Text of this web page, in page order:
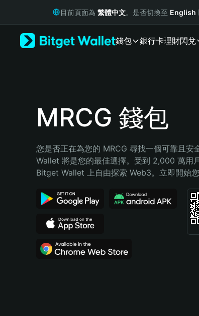
Русский
Bahasa Indonesia
Español (Argentina)
目前頁面為 繁體中文。是否切換至 English
錢包 銀行卡理財閃兌
MRCG 錢包
您是否正在為您的 MRCG 尋找一個可靠且安
Wallet 將是您的最佳選擇。受到 2,000 萬用
Bitget Wallet 上自由探索 Web3。立即開始您